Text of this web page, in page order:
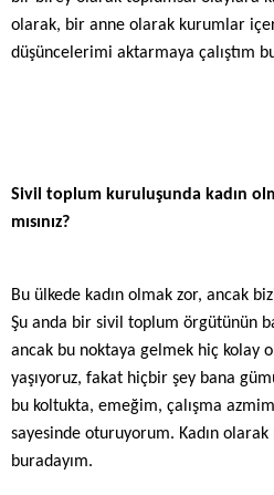
olarak, bir anne olarak kurumlar
düşüncelerimi aktarmaya çalıştım
Sivil toplum kuruluşunda kadın
mısınız?
Bu ülkede kadın olmak zor, ancak
Şu anda bir sivil toplum örgütünün
ancak bu noktaya gelmek hiç kolay
yaşıyoruz, fakat hiçbir şey bana
bu koltukta, emeğim, çalışma
sayesinde oturuyorum. Kadın
buradayım.